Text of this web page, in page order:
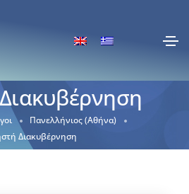
Πανελλήνιος (Αθήνα)
Διακυβέρνηση